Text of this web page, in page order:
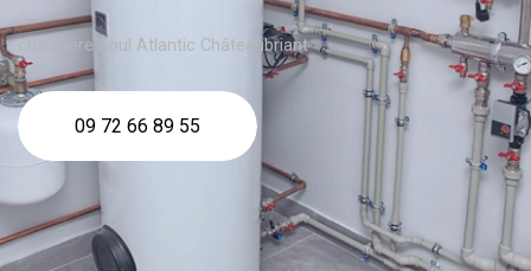
chaudière fioul Atlantic Châteaubriant
09 72 66 89 55